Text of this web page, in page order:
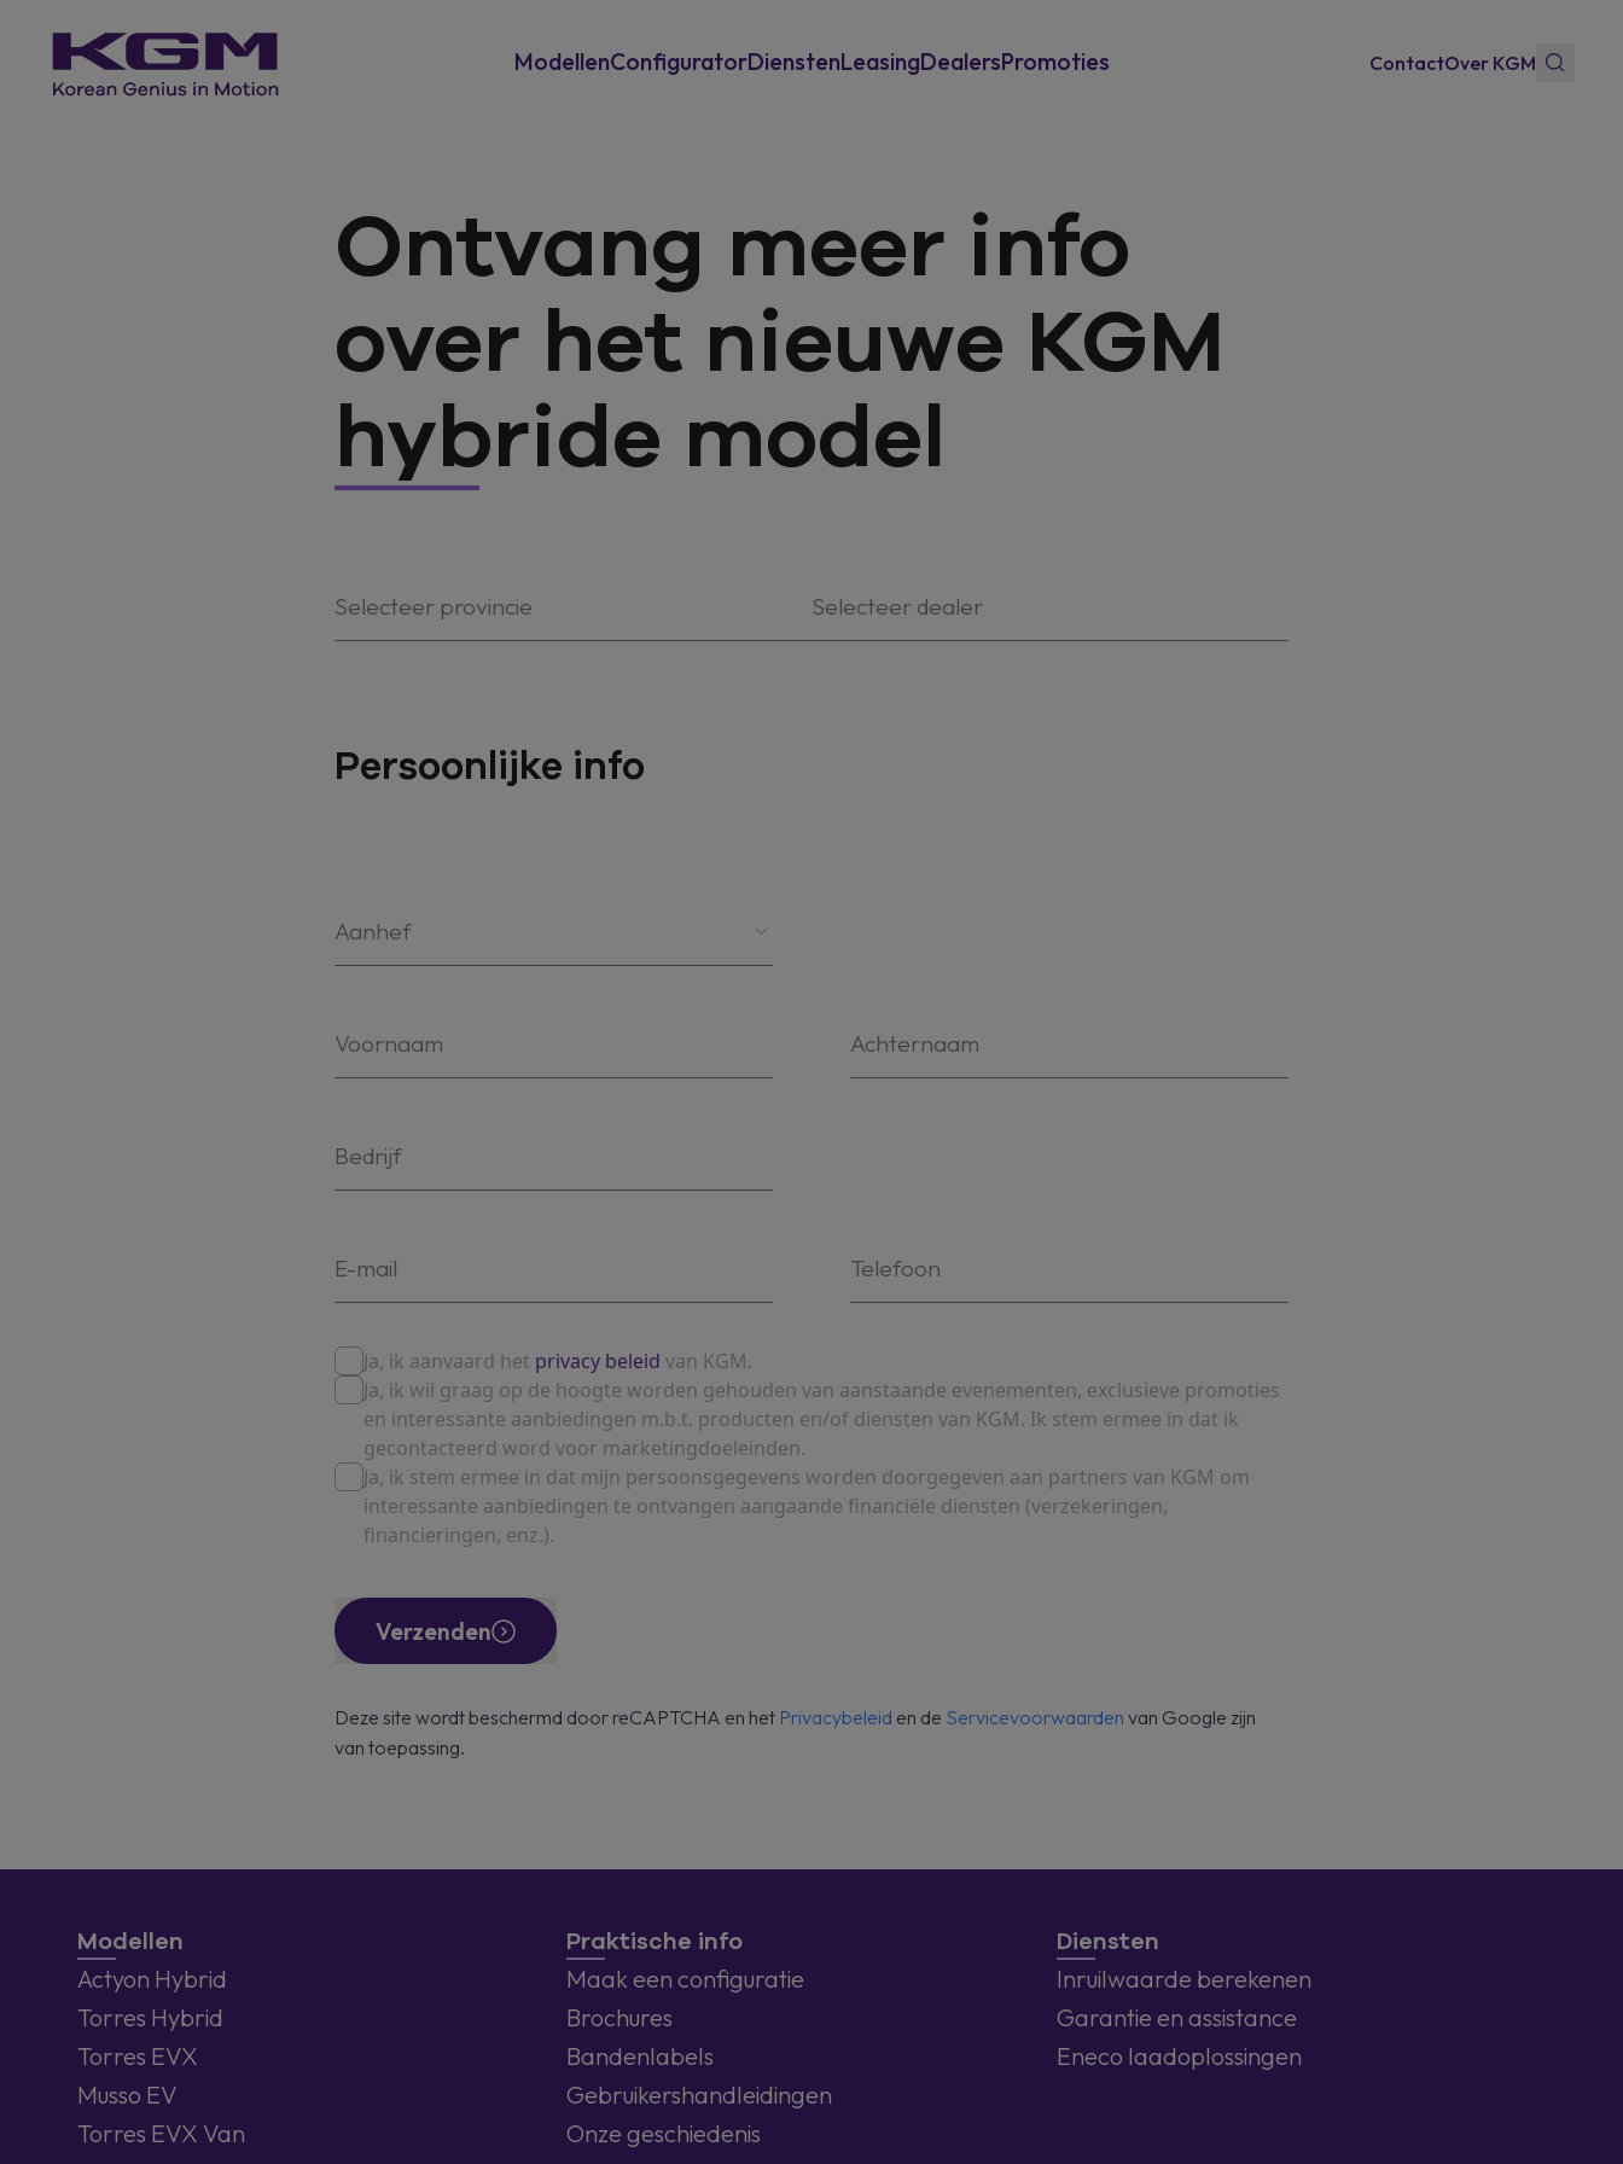
ModellenConfiguratorDiensten
Eneco laadoplossingen
LeasingDealersPromoties ContactOver KGM
Ontvang meer info
over het nieuwe KGM
hybride model
Selecteer provincie Selecteer dealer
Persoonlijke info
Aanhef
Ja, ik aanvaard het privacy beleid van KGM.
Ja, ik wil graag op de hoogte worden gehouden van aanstaande evenementen, exclusieve promoties
en interessante aanbiedingen m.b.t. producten en/of diensten van KGM. Ik stem ermee in dat ik
gecontacteerd word voor marketingdoeleinden.
Ja, ik stem ermee in dat mijn persoonsgegevens worden doorgegeven aan partners van KGM om
interessante aanbiedingen te ontvangen aangaande financiële diensten (verzekeringen,
financieringen, enz.).
Verzenden
Deze site wordt beschermd door reCAPTCHA en het Privacybeleid en de Servicevoorwaarden van Google zijn
van toepassing.
Modellen
Actyon Hybrid
Torres Hybrid
Torres EVX
Musso EV
Torres EVX Van
Praktische info
Maak een configuratie
Brochures
Bandenlabels
Gebruikershandleidingen
Onze geschiedenis
Diensten
Inruilwaarde berekenen
Garantie en assistance
Eneco laadoplossingen